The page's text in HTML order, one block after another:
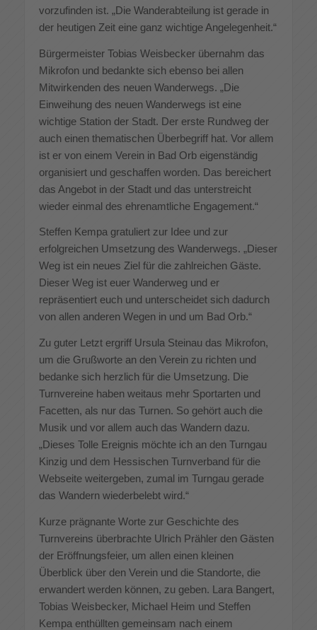
vorzufinden ist. „Die Wanderabteilung ist gerade in
der heutigen Zeit eine ganz wichtige Angelegenheit.“
Bürgermeister Tobias Weisbecker übernahm das
Mikrofon und bedankte sich ebenso bei allen
Mitwirkenden des neuen Wanderwegs. „Die
Einweihung des neuen Wanderwegs ist eine
wichtige Station der Stadt. Der erste Rundweg der
auch einen thematischen Überbegriff hat. Vor allem
ist er von einem Verein in Bad Orb eigenständig
organisiert und geschaffen worden. Das bereichert
das Angebot in der Stadt und das unterstreicht
wieder einmal des ehrenamtliche Engagement.“
Steffen Kempa gratuliert zur Idee und zur
erfolgreichen Umsetzung des Wanderwegs. „Dieser
Weg ist ein neues Ziel für die zahlreichen Gäste.
Dieser Weg ist euer Wanderweg und er
repräsentiert euch und unterscheidet sich dadurch
von allen anderen Wegen in und um Bad Orb.“
Zu guter Letzt ergriff Ursula Steinau das Mikrofon,
um die Grußworte an den Verein zu richten und
bedanke sich herzlich für die Umsetzung. Die
Turnvereine haben weitaus mehr Sportarten und
Facetten, als nur das Turnen. So gehört auch die
Musik und vor allem auch das Wandern dazu.
„Dieses Tolle Ereignis möchte ich an den Turngau
Kinzig und dem Hessischen Turnverband für die
Webseite weitergeben, zumal im Turngau gerade
das Wandern wiederbelebt wird.“
Kurze prägnante Worte zur Geschichte des
Turnvereins überbrachte Ulrich Prähler den Gästen
der Eröffnungsfeier, um allen einen kleinen
Überblick über den Verein und die Standorte, die
erwandert werden können, zu geben. Lara Bangert,
Tobias Weisbecker, Michael Heim und Steffen
Kempa enthüllten gemeinsam nach einem